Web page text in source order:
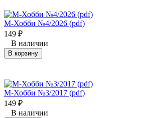
М-Хобби №4/2026 (pdf)
149 ₽
В наличии
В корзину
М-Хобби №3/2017 (pdf)
149 ₽
В наличии